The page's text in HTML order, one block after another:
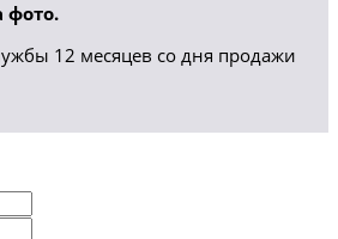
фото.
12 месяцев со дня продажи